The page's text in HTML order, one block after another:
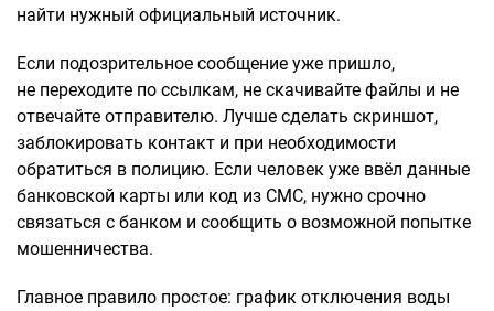
найти нужный официальный источник.
Если подозрительное сообщение уже пришло,
не переходите по ссылкам, не скачивайте файлы и не
отвечайте отправителю. Лучше сделать скриншот,
заблокировать контакт и при необходимости
обратиться в полицию. Если человек уже ввёл данные
банковской карты или код из СМС, нужно срочно
связаться с банком и сообщить о возможной попытке
мошенничества.
Главное правило простое: график отключения воды